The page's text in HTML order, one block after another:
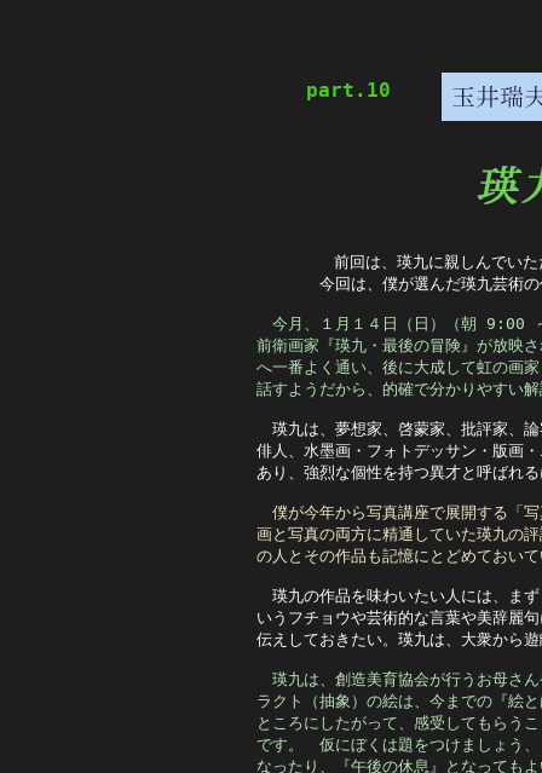
part.10
前回は、瑛九に親しんで
今回は、僕が選んだ瑛九芸術の代
今月、１月１４日（日）（朝 9:00
前衛画家『瑛九・最後の冒険』が放映
へ一番よく通い、後に大成して虹の画
話すようだから、的確で分かりやす
瑛九は、夢想家、啓蒙家、批評家、
俳人、水墨画・フォトデッサン・版画
あり、強烈な個性を持つ異才と呼ばれ
僕が今年から写真講座で展開する「
画と写真の両方に精通していた瑛九の
の人とその作品も記憶にとどめておい
瑛九の作品を味わいたい人には、ま
いうフチョウや芸術的な言葉や美辞麗
伝えしておきたい。瑛九は、大衆から
瑛九は、創造美育協会が行うお母さ
ラクト（抽象）の絵は、今までの『絵
ところにしたがって、感受してもらう
です。　仮にぼくは題をつけましょう
なったり、『午後の休息』となっても